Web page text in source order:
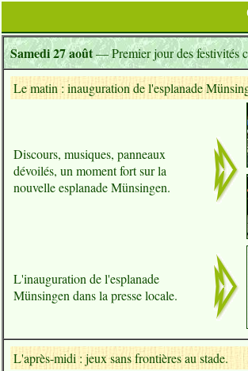
Samedi 27 août— Premier jour des festivités
Le matin : inauguration de l'esplanade
Discours, musiques, panneaux
dévoilés, un moment fort sur la
nouvelle esplanade Münsingen.
L'inauguration de l'esplanade
Münsingen dans la presse locale.
L'après-midi : jeux sans frontières au stade.